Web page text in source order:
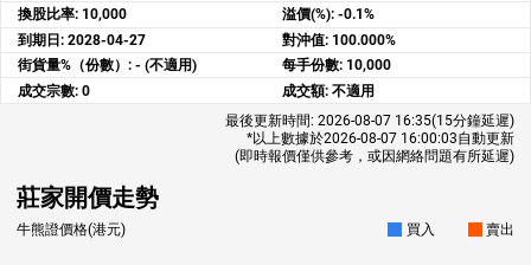
換股比率: 10,000 溢價(%): -0.1%
到期日: 2028-04-27 對沖值: 100.000%
街貨量%（份數）: - (不適用) 每手份數: 10,000
成交宗數: 0 成交額: 不適用
最後更新時間: 2026-08-07 16:35(15分鐘延遲)
*以上數據於2026-08-07 16:00:03自動更新
(即時報價僅供參考，或因網絡問題有所延遲)
莊家開價走勢
牛熊證價格(港元) 買入 賣出